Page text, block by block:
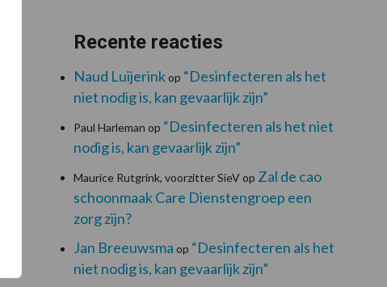
Recente reacties
Naud Luijerinkop “Desinfecteren als het
niet nodig is, kan gevaarlijk zijn”
Paul Harleman op “Desinfecteren als het niet
nodig is, kan gevaarlijk zijn”
Maurice Rutgrink, voorzitter SieVop Zal de cao
schoonmaak Care Dienstengroep een
zorg zijn?
Jan Breeuwsma op “Desinfecteren als het
niet nodig is, kan gevaarlijk zijn”